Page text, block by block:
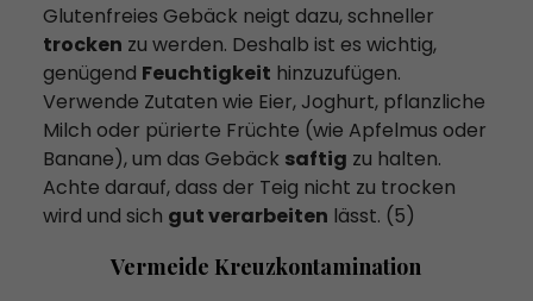
Glutenfreies Gebäck neigt dazu, schneller
trocken zu werden. Deshalb ist es wichtig,
genügend Feuchtigkeit hinzuzufügen.
Verwende Zutaten wie Eier, Joghurt, pflanzliche
Milch oder pürierte Früchte (wie Apfelmus oder
Banane), um das Gebäck saftig zu halten.
Achte darauf, dass der Teig nicht zu trocken
wird und sich gut verarbeiten lässt. (5)
Vermeide Kreuzkontamination